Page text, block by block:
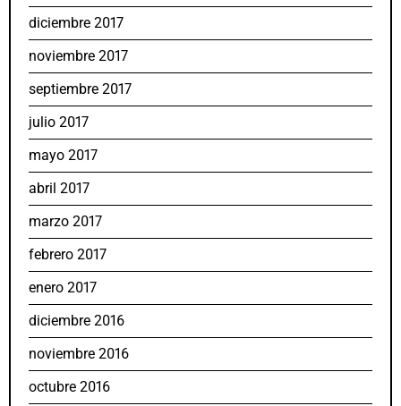
diciembre 2017
noviembre 2017
septiembre 2017
julio 2017
mayo 2017
abril 2017
marzo 2017
febrero 2017
enero 2017
diciembre 2016
noviembre 2016
octubre 2016